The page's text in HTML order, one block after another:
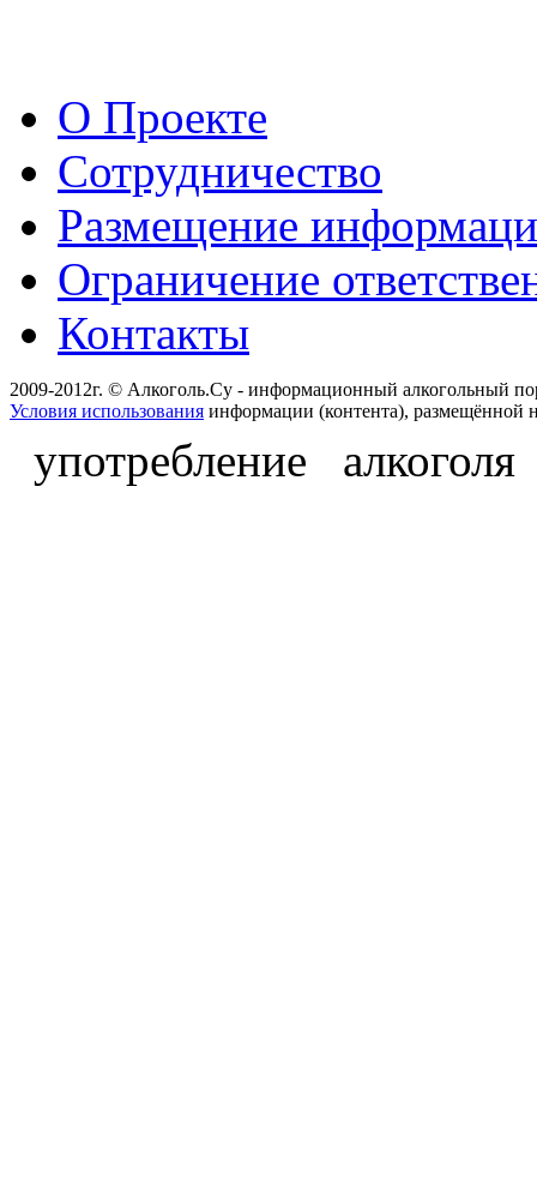
О Проекте
Сотрудничество
Размещение
Ограничение
Контакты
2009-2012г. © Алкоголь.Су - информационный алкогольный
Условия использования информации (контента), размещённой
употребление